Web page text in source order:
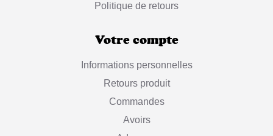
Politique de retours
Votre compte
Informations personnelles
Retours produit
Commandes
Avoirs